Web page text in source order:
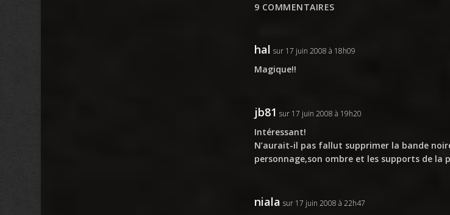
9 COMMENTAIRES
hal sur 17 juin 2008 à 18h09
Magique!!
jb81 sur 17 juin 2008 à 19h20
Intéressant!
N’aurait-il pas fallut supprimer la bande
personnage,son ombre et les supports de la
niala sur 17 juin 2008 à 22h47